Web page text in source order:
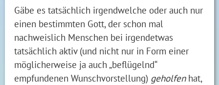
Gäbe es tatsächlich irgendwelche oder auch nur
einen bestimmten Gott, der schon mal
nachweislich Menschen bei irgendetwas
tatsächlich aktiv (und nicht nur in Form einer
möglicherweise ja auch „beflügelnd“
empfundenen Wunschvorstellung) geholfen hat,